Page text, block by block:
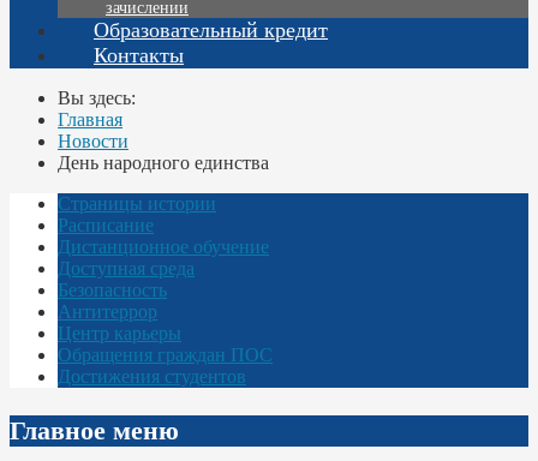
зачислении
Образовательный кредит
Контакты
Вы здесь:
Главная
Новости
День народного единства
Страницы истории
Расписание
Дистанционное обучение
Доступная среда
Безопасность
Антитеррор
Центр карьеры
Обращения граждан ПОС
Достижения студентов
Главное меню